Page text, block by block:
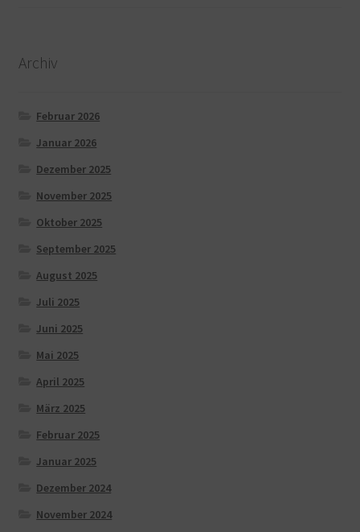
Archiv
Februar 2026
Januar 2026
Dezember 2025
November 2025
Oktober 2025
September 2025
August 2025
Juli 2025
Juni 2025
Mai 2025
April 2025
März 2025
Februar 2025
Januar 2025
Dezember 2024
November 2024